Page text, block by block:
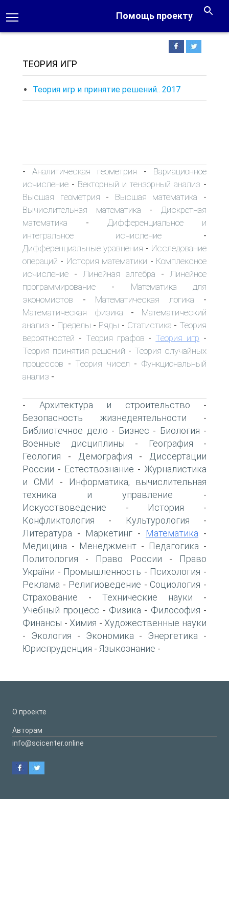
Помощь проекту
ТЕОРИЯ ИГР
Теория игр и принятие решений.. 2017
- Аналитическая геометрия - Вариационное
исчисление - Векторный и тензорный анализ -
Высшая геометрия - Высшая математика -
Вычислительная математика -Дискретная
математика - Дифференциальное и
интегральное исчисление -
Дифференциальные уравнения - Исследование
операций - История математики - Комплексное
исчисление - Линейная алгебра - Линейное
программирование - Математика для
экономистов - Математическая логика -
Математическая физика - Математический
анализ - Пределы - Ряды - Статистика - Теория
вероятностей - Теория графов - Теория игр -
Теория принятия решений - Теория случайных
процессов - Теория чисел -Функциональный
анализ -
- Архитектура и строительство -
Безопасность жизнедеятельности -
Библиотечное дело - Бизнес - Биология -
Военные дисциплины - География -
Геология - Демография -
Диссертации
России - Естествознание - Журналистика
и СМИ -
Информатика, вычислительная
техника и управление -
Искусствоведение - История -
Конфликтология - Культурология -
Литература - Маркетинг - Математика -
Медицина - Менеджмент - Педагогика -
Политология - Право России -
Право
України - Промышленность - Психология -
Реклама - Религиоведение - Социология -
Страхование - Технические науки -
Учебный процесс - Физика - Философия -
Финансы -Химия -Художественные науки
- Экология - Экономика - Энергетика -
Юриспруденция - Языкознание -
О проекте
Авторам
info@scicenter.online